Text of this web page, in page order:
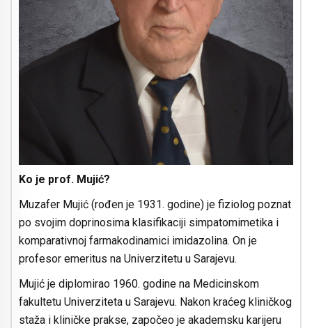
Ko je prof. Mujić?
Muzafer Mujić (rođen je 1931. godine) je fiziolog poznat
po svojim doprinosima klasifikaciji simpatomimetika i
komparativnoj farmakodinamici imidazolina. On je
profesor emeritus na Univerzitetu u Sarajevu.
Mujić je diplomirao 1960. godine na Medicinskom
fakultetu Univerziteta u Sarajevu. Nakon kraćeg kliničkog
staža i kliničke prakse, započeo je akademsku karijeru